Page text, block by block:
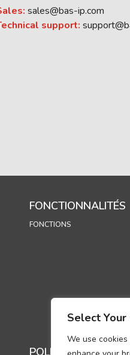
Select
We use
sales@bas-ip.com
support:
FONCTIONNALITÉS
FONCTIONS
POLITIQUES